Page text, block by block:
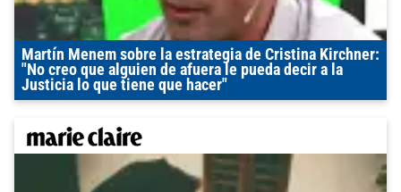
Martín Menem sobre la estrategia de Cristina Kirchner:
"No creo que alguien de afuera le pueda decir a la
Justicia lo que tiene que hacer"